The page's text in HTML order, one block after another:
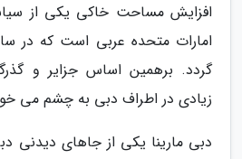
افزایش مساحت خاکی یکی از
امارات متحده عربی است که در
گردد. برهمین اساس جزایر و
زیادی در اطراف دبی به چشم می
دبی مارینا یکی از جاهای دیدنی